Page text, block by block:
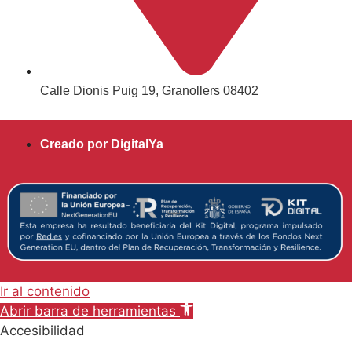
Calle Dionis Puig 19, Granollers 08402
Creado por DigitalYa
Ir al contenido
Abrir barra de herramientas
Accesibilidad